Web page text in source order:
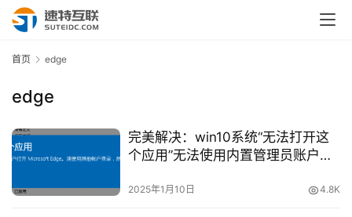
首页 edge
edge
完美解决：win10系统“无法打开这
个应用”无法使用内置管理员账户打
户登录，然后再试一次。
2025年1月10日 4.8K